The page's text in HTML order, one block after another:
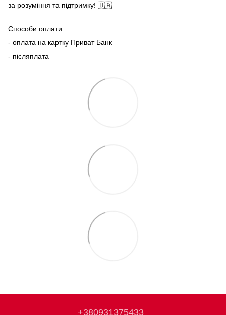
за розуміння та підтримку! 🇺🇦
Способи оплати:
- оплата на картку Приват Банк
- післяплата
+380931375433